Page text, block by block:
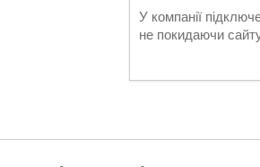
У компанії
не покидаючи